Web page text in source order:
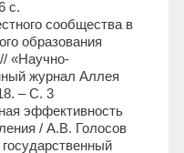
с.
сообщества в
образования
«Научно-
журнал Аллея
– С. 3
эффективность
/ А.В. Голосов